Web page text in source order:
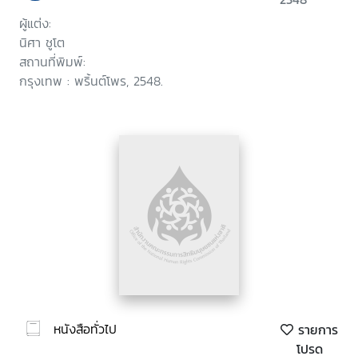
ผู้แต่ง:
นิศา ชูโต
สถานที่พิมพ์:
กรุงเทพ : พริ้นต์โพร, 2548.
หนังสือทั่วไป
รายการ
โปรด